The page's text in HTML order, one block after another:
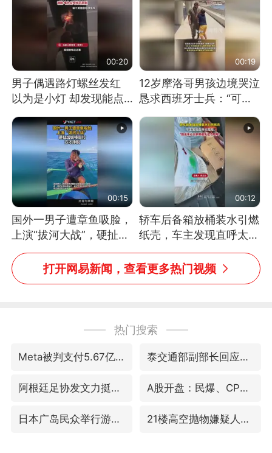
00:20
男子偶遇路灯螺丝发红
以为是小灯 却发现能点
燃香烟 当事人：已报警
处理
00:19
12岁摩洛哥男孩边境哭泣
恳求西班牙士兵：“可不
可以不要把我遣返回国”
00:15
国外一男子遭章鱼吸脸，
上演“拔河大战”，硬扯加
铁棒敲打方才挣脱
00:12
轿车后备箱放桶装水引燃
纸壳，车主发现直呼太危
险，“拍出来让大家都避
免这个危险”
打开网易新闻，查看更多热门视频
热门搜索
Meta被判支付5.67亿美元 泰交通部副部长回应中国人遭歧视手势
阿根廷足协发文力挺因凡蒂诺 A股开盘：民爆、CPO等概念走强
日本广岛民众举行游行反对政府行径 21楼高空抛物嫌疑人被拘留